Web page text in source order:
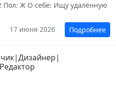
Пол: Ж О себе: Ищу удалённую
17 июня 2026
Подробнее